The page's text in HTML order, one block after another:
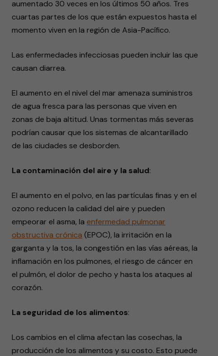
aumentado 30 veces en los últimos 50 años. Tres
cuartas partes de los que están expuestos hasta el
momento viven en la región de Asia-Pacífico.
Las enfermedades infecciosas pueden incluir las que
causan diarrea.
El aumento en el nivel del mar amenaza suministros
de agua fresca para las personas que viven en
zonas de baja altitud. Unas tormentas más severas
podrían causar que los sistemas de alcantarillado
de las ciudades se desborden.
La contaminación del aire y la salud:
El aumento en el polvo, en las partículas finas y en el
ozono reducen la calidad del aire y pueden
empeorar el asma, la enfermedad pulmonar
obstructiva crónica (EPOC), la irritación en la
garganta y la tos, la congestión en las vías aéreas, la
inflamación en los pulmones, el riesgo de cáncer en
el pulmón, el dolor de pecho y hasta los ataques al
corazón.
La seguridad de los alimentos:
Los cambios en el clima afectan las cosechas, la
producción de los alimentos y su costo. Esto puede